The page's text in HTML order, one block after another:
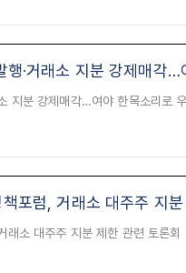
·거래소 지분 강제매각
포럼, 거래소 대주주 지